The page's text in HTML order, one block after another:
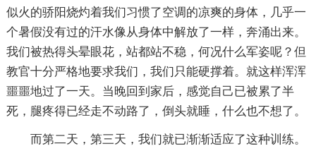
似火的骄阳烧灼着我们习惯了空调的凉爽的身体，几乎一
个暑假没有过的汗水像从身体中解放了一样，奔涌出来。
我们被热得头晕眼花，站都站不稳，何况什么军姿呢？但
教官十分严格地要求我们，我们只能硬撑着。就这样浑浑
噩噩地过了一天。当晚回到家后，感觉自己已被累了半
死，腿疼得已经走不动路了，倒头就睡，什么也不想了。
而第二天，第三天，我们就已渐渐适应了这种训练。